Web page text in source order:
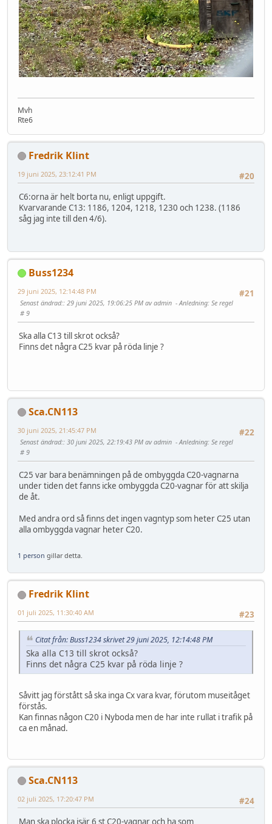
Mvh
Rte6
Fredrik Klint
#20
19 juni 2025, 23:12:41 PM
C6:orna är helt borta nu, enligt uppgift.
Kvarvarande C13: 1186, 1204, 1218, 1230 och 1238. (1186
såg jag inte till den 4/6).
Buss1234
#21
29 juni 2025, 12:14:48 PM
Senast ändrad:: 29 juni 2025, 19:06:25 PM av admin Anledning: Se regel
# 9
Ska alla C13 till skrot också?
Finns det några C25 kvar på röda linje ?
Sca.CN113
#22
30 juni 2025, 21:45:47 PM
Senast ändrad:: 30 juni 2025, 22:19:43 PM av admin Anledning: Se regel
# 9
C25 var bara benämningen på de ombyggda C20-vagnarna
under tiden det fanns icke ombyggda C20-vagnar för att skilja
de åt.
Med andra ord så finns det ingen vagntyp som heter C25 utan
alla ombyggda vagnar heter C20.
1 person gillar detta.
Fredrik Klint
#23
01 juli 2025, 11:30:40 AM
Citat från: Buss1234 skrivet 29 juni 2025, 12:14:48 PM
Ska alla C13 till skrot också?
Finns det några C25 kvar på röda linje ?
Såvitt jag förstått så ska inga Cx vara kvar, förutom museitåget
förstås.
Kan finnas någon C20 i Nyboda men de har inte rullat i trafik på
ca en månad.
Sca.CN113
#24
02 juli 2025, 17:20:47 PM
Man ska plocka isär 6 st C20-vagnar och ha som